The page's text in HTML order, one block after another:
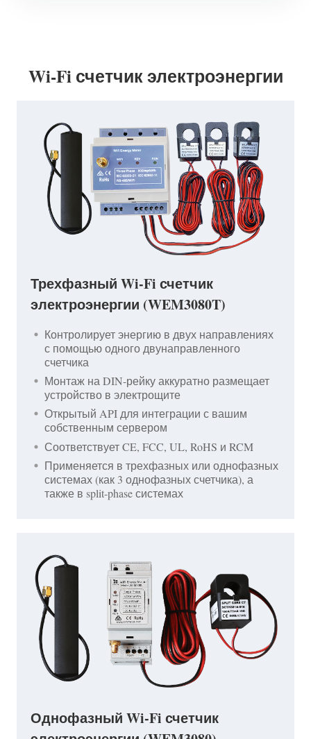
Wi-Fi счетчик электроэнергии
Трехфазный Wi-Fi счетчик
электроэнергии (WEM3080T)
Контролирует энергию в двух направлениях
с помощью одного двунаправленного
счетчика
Монтаж на DIN-рейку аккуратно размещает
устройство в электрощите
Открытый API для интеграции с вашим
собственным сервером
Соответствует CE, FCC, UL, RoHS и RCM
Применяется в трехфазных или однофазных
системах (как 3 однофазных счетчика), а
также в split-phase системах
Однофазный Wi-Fi счетчик